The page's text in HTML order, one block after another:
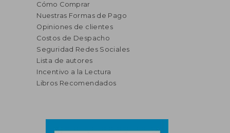
Cómo Comprar
Nuestras Formas de Pago
Opiniones de clientes
Costos de Despacho
Seguridad Redes Sociales
Lista de autores
Incentivo a la Lectura
Libros Recomendados